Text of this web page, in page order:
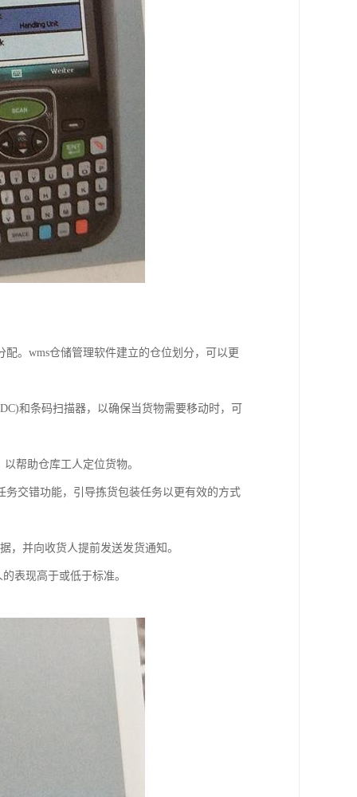
。wms仓储管理软件建立的仓位划分，可以更
和条码扫描器，以确保当货物需要移动时，可
帮助仓库工人定位货物。
交错功能，引导拣货包装任务以更有效的方式
，并向收货人提前发送发货通知。
表现高于或低于标准。